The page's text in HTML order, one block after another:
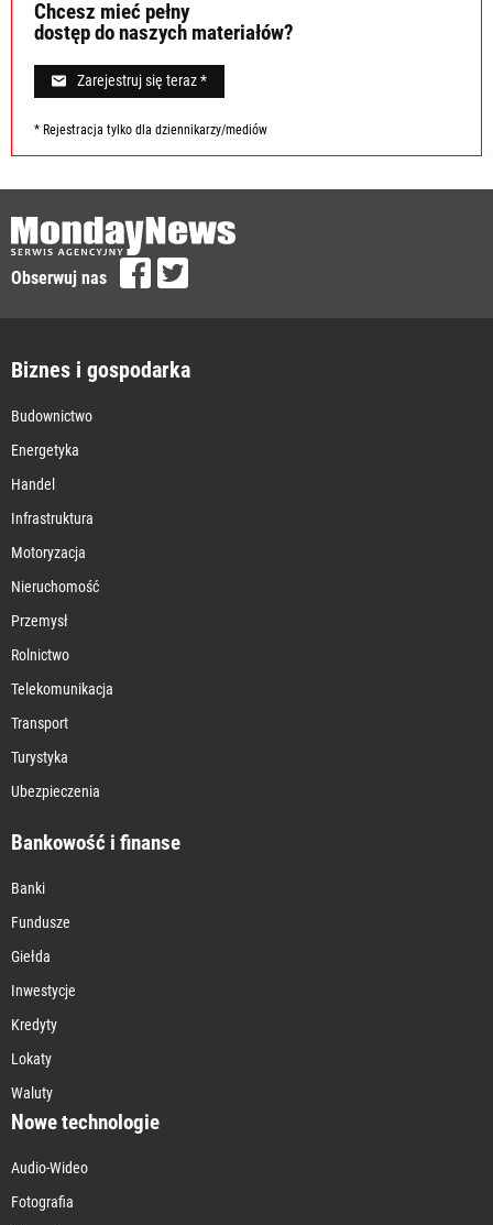
Chcesz mieć pełny
dostęp do naszych materiałów?
Zarejestruj się teraz *
* Rejestracja tylko dla dziennikarzy/mediów
Obserwuj nas
Biznes i gospodarka
Budownictwo
Energetyka
Handel
Infrastruktura
Motoryzacja
Nieruchomość
Przemysł
Rolnictwo
Telekomunikacja
Transport
Turystyka
Ubezpieczenia
Bankowość i finanse
Banki
Fundusze
Giełda
Inwestycje
Kredyty
Lokaty
Waluty
Nowe technologie
Audio-Wideo
Fotografia